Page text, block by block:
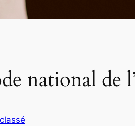
national de